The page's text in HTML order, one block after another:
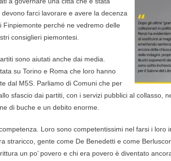
farci lavorare e avere la decenza
perché ne vedremo delle
consiglieri piemontesi.
sono aiutati anche dai media.
su Torino e Roma che loro hanno
dal M5S. Parliamo di Comuni che per
sfascio dai partiti, con i servizi pubblici al collasso,
di buche e un debito enorme.
Loro sono competentissimi nel farsi i loro
straricco, gente come De Benedetti e come
un po’ povero e chi era povero è diventato